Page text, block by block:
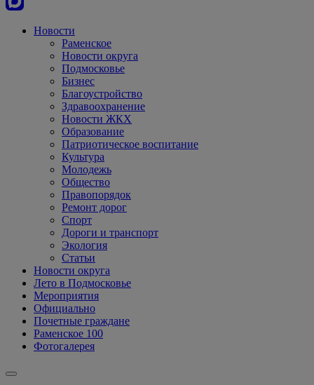
Новости
Раменское
Новости округа
Подмосковье
Бизнес
Благоустройство
Здравоохранение
Новости ЖКХ
Образование
Патриотическое воспитание
Культура
Молодежь
Общество
Правопорядок
Ремонт дорог
Спорт
Дороги и транспорт
Экология
Статьи
Новости округа
Лето в Подмосковье
Мероприятия
Официально
Почетные граждане
Раменское 100
Фотогалерея